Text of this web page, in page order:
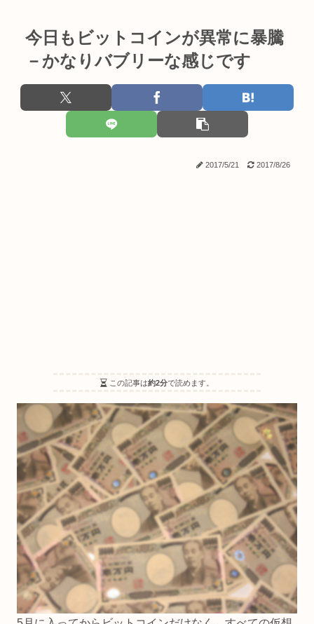
今日もビットコインが異常に暴騰
－かなりバブリーな感じです
2017/5/21 2017/8/26
この記事は約2分で読めます。